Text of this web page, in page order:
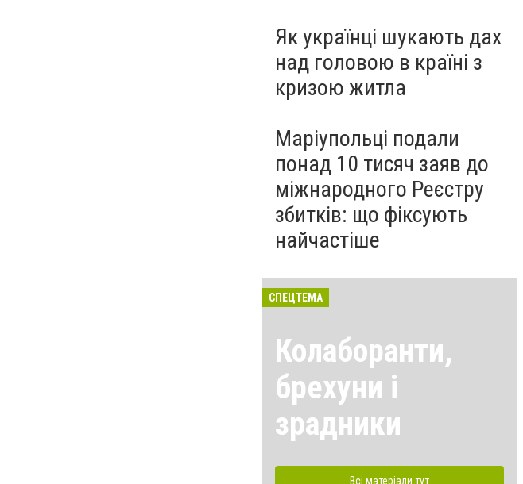
Як українці шукають дах
над головою в країні з
кризою житла
Маріупольці подали
понад 10 тисяч заяв до
міжнародного Реєстру
збитків: що фіксують
найчастіше
СПЕЦТЕМА
Колаборанти,
брехуни і
зрадники
Всі матеріали тут